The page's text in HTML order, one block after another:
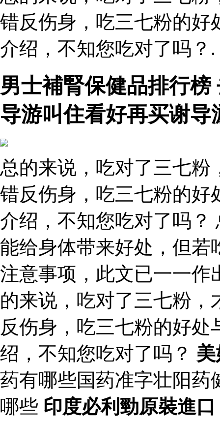
错反伤身，吃三七粉的好
介绍，不知您吃对了吗？.
男士補腎保健品排行
导游叫住看好再买谢
总的来说，吃对了三七粉
错反伤身，吃三七粉的好
介绍，不知您吃对了吗？
能给身体带来好处，但若
注意事项，此文已一一作
的来说，吃对了三七粉
反伤身，吃三七粉的好
绍，不知您吃对了吗？
药有哪些国药准字壮阳药
哪些 印度必利勁原裝進口